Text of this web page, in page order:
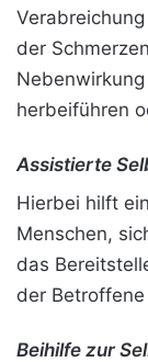
der
herbeiführen
Assistierte
Hierbei hilft
Menschen,
das
der
Beihilfe zur